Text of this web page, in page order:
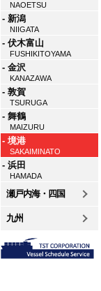
NAOETSU
- 新潟
NIIGATA
- 伏木富山
FUSHIKITOYAMA
- 金沢
KANAZAWA
- 敦賀
TSURUGA
- 舞鶴
MAIZURU
- 境港
SAKAIMINATO
- 浜田
HAMADA
瀬戸内海・四国
九州